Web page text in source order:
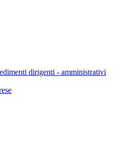
dirigenti - amministrativi